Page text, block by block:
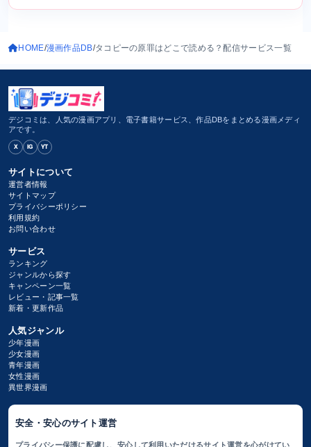
HOME 漫画作品DB タコピーの原罪はどこで読める？配信サービス一覧
デジコミは、人気の漫画アプリ、電子書籍サービス、作品DBをまとめる漫画メディ
アです。
X IG YT
サイトについて
運営者情報
サイトマップ
プライバシーポリシー
利用規約
お問い合わせ
サービス
ランキング
ジャンルから探す
キャンペーン一覧
レビュー・記事一覧
新着・更新作品
人気ジャンル
少年漫画
少女漫画
青年漫画
女性漫画
異世界漫画
安全・安心のサイト運営
プライバシー保護に配慮し、安心して利用いただけるサイト運営を心がけてい